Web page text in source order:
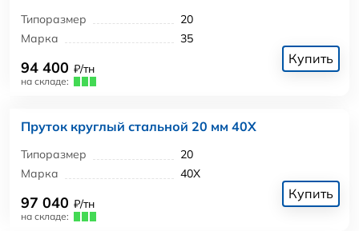
Типоразмер
20
Марка
35
94 400 ₽/тн
на складе:
Купить
Пруток круглый стальной 20 мм 40Х
Типоразмер
20
Марка
40Х
97 040 ₽/тн
на складе:
Купить